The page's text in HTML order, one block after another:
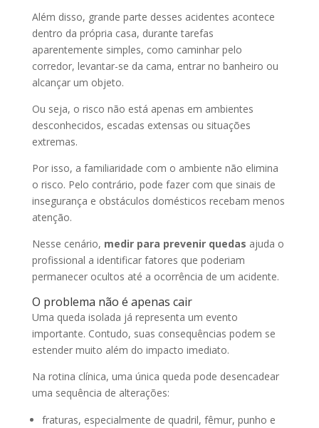
Além disso, grande parte desses acidentes acontece
dentro da própria casa, durante tarefas
aparentemente simples, como caminhar pelo
corredor, levantar-se da cama, entrar no banheiro ou
alcançar um objeto.
Ou seja, o risco não está apenas em ambientes
desconhecidos, escadas extensas ou situações
extremas.
Por isso, a familiaridade com o ambiente não elimina
o risco. Pelo contrário, pode fazer com que sinais de
insegurança e obstáculos domésticos recebam menos
atenção.
Nesse cenário, medir para prevenir quedas ajuda o
profissional a identificar fatores que poderiam
permanecer ocultos até a ocorrência de um acidente.
O problema não é apenas cair
Uma queda isolada já representa um evento
importante. Contudo, suas consequências podem se
estender muito além do impacto imediato.
Na rotina clínica, uma única queda pode desencadear
uma sequência de alterações:
fraturas, especialmente de quadril, fêmur, punho e